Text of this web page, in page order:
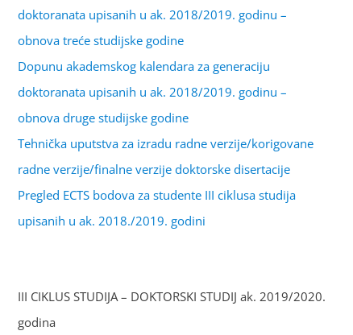
doktoranata upisanih u ak. 2018/2019. godinu –
obnova treće studijske godine
Dopunu akademskog kalendara za generaciju
doktoranata upisanih u ak. 2018/2019. godinu –
obnova druge studijske godine
Tehnička uputstva za izradu radne verzije/korigovane
radne verzije/finalne verzije doktorske disertacije
Pregled ECTS bodova za studente III ciklusa studija
upisanih u ak. 2018./2019. godini
III CIKLUS STUDIJA – DOKTORSKI STUDIJ ak. 2019/2020.
godina